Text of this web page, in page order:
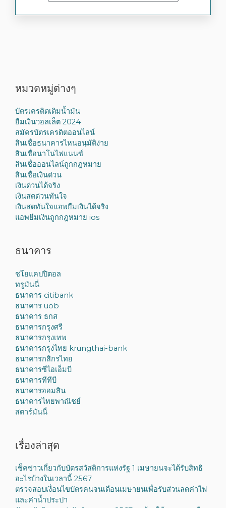
หมวดหมู่ต่างๆ
บัตรเครดิตเติมน้ำมัน
ยืมเงินวอลเล็ต 2024
สมัครบัตรเครดิตออนไลน์
สินเชื่อธนาคารไหนอนุมัติง่าย
สินเชื่อนาโนไฟแนนซ์
สินเชื่อออนไลน์ถูกกฎหมาย
สินเชื่อเงินด่วน
เงินด่วนได้จริง
เงินสดด่วนทันใจ
เงินสดทันใจแอพยืมเงินได้จริง
แอพยืมเงินถูกกฎหมาย ios
ธนาคาร
ชโยแคปปิตอล
ทรูมันนี่
ธนาคาร citibank
ธนาคาร uob
ธนาคาร ธกส
ธนาคารกรุงศรี
ธนาคารกรุงเทพ
ธนาคารกรุงไทย krungthai-bank
ธนาคารกสิกรไทย
ธนาคารซีไอเอ็มบี
ธนาคารทีทีบี
ธนาคารออมสิน
ธนาคารไทยพาณิชย์
สตาร์มันนี่
เรื่องล่าสุด
เช็คข่าวเกี่ยวกับบัตรสวัสดิการแห่งรัฐ 1 เมษายนจะได้รับสิทธิ
อะไรบ้างในเวลานี้ 2567
ตรวจสอบเงื่อนไขบัตรคนจนเดือนเมษายนเพื่อรับส่วนลดค่าไฟ
และค่าน้ำประปา